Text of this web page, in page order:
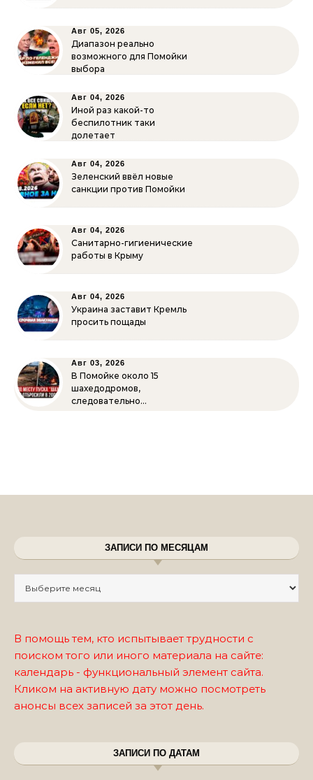
Авг 05, 2026
Диапазон реально
возможного для Помойки
выбора
Авг 04, 2026
Иной раз какой-то
беспилотник таки
долетает
Авг 04, 2026
Зеленский ввёл новые
санкции против Помойки
Авг 04, 2026
Санитарно-гигиенические
работы в Крыму
Авг 04, 2026
Украина заставит Кремль
просить пощады
Авг 03, 2026
В Помойке около 15
шахедодромов,
следовательно…
ЗАПИСИ ПО МЕСЯЦАМ
В помощь тем, кто испытывает трудности с
поиском того или иного материала на сайте:
календарь - функциональный элемент сайта.
Кликом на активную дату можно посмотреть
анонсы всех записей за этот день.
ЗАПИСИ ПО ДАТАМ